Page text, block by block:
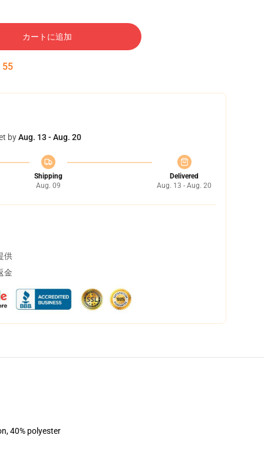
カートに追加
54
byAug. 13 - Aug. 20
Shipping
Aug. 09
Delivered
Aug. 13 - Aug. 20
供
金
40% polyester